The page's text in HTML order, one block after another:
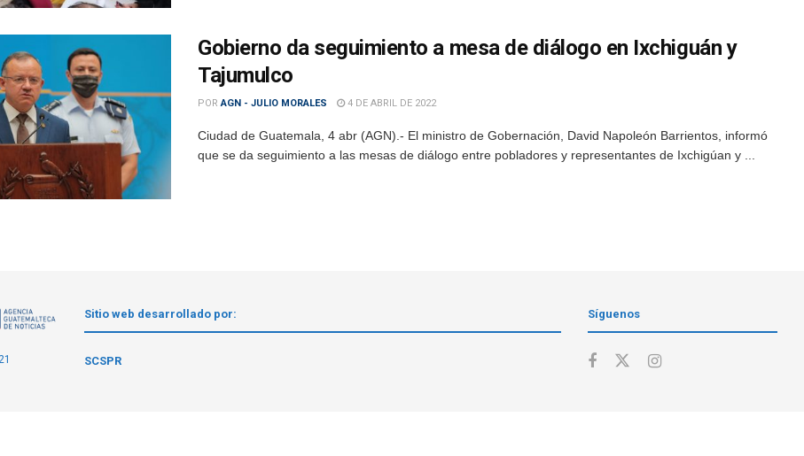
Gobierno da seguimiento a mesa de diálogo en Ixchiguán y
Tajumulco
POR AGN - JULIO MORALES 4 DE ABRIL DE 2022
Ciudad de Guatemala, 4 abr (AGN).- El ministro de Gobernación, David Napoleón Barrientos, informó
que se da seguimiento a las mesas de diálogo entre pobladores y representantes de Ixchigúan y ...
Sitio web desarrollado por:
SCSPR
Síguenos